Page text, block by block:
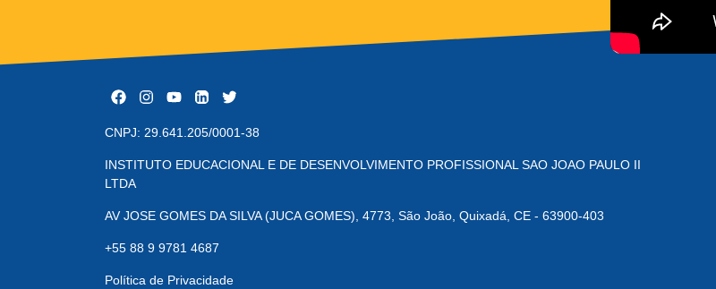
CNPJ: 29.641.205/0001-38
INSTITUTO EDUCACIONAL E DE DESENVOLVIMENTO PROFISSIONAL SAO JOAO PAULO II
LTDA
AV JOSE GOMES DA SILVA (JUCA GOMES), 4773, São João, Quixadá, CE - 63900-403
+55 88 9 9781 4687
Política de Privacidade